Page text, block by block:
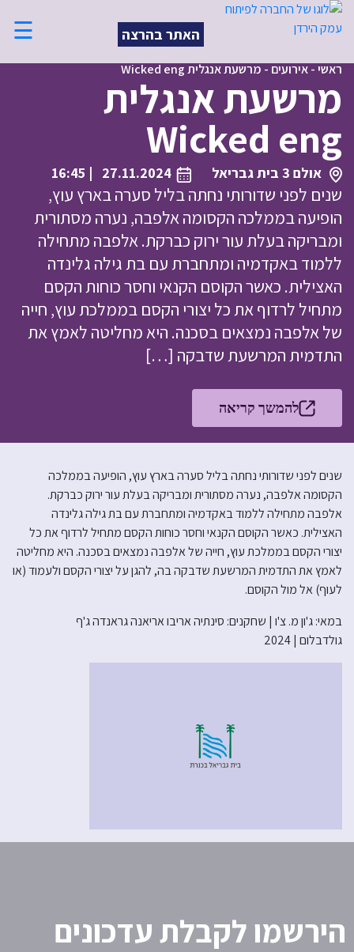
האתר בהרצה ☰
ראשי-אירועים - מרשעת אנגלית Wicked eng
מרשעת אנגלית
Wicked eng
אולם 3 בית גבריאל 27.11.2024
| 16:45
שנים לפני שדורותי נחתה בליל סערה בארץ עוץ,
הופיעה בממלכה הקסומה אלפבה, נערה מסתורית
ומבריקה בעלת עור ירוק כברקת. אלפבה מתחילה
ללמוד באקדמיה ומתחברת עם בת גילה גלינדה
האצילית. כאשר הקוסם הקנאי וחסר כוחות הקסם
מתחיל לרדוף את כל יצורי הקסם בממלכת עוץ, חייה
של אלפבה נמצאים בסכנה. היא מחליטה לאמץ את
התדמית המרשעת שדבקה […]
להמשך קריאה
שנים לפני שדורותי נחתה בליל סערה בארץ עוץ, הופיעה בממלכה
הקסומה אלפבה, נערה מסתורית ומבריקה בעלת עור ירוק כברקת.
אלפבה מתחילה ללמוד באקדמיה ומתחברת עם בת גילה גלינדה
האצילית. כאשר הקוסם הקנאי וחסר כוחות הקסם מתחיל לרדוף את כל
יצורי הקסם בממלכת עוץ, חייה של אלפבה נמצאים בסכנה. היא מחליטה
לאמץ את התדמית המרשעת שדבקה בה, להגן על יצורי הקסם ולעמוד (או
לעוף) אל מול הקוסם.
במאי: ג'ון מ. צ'ו | שחקנים: סינתיה אריבו אריאנה גראנדה ג'ף
גולדבלום | 2024
הירשמו לקבלת עדכונים